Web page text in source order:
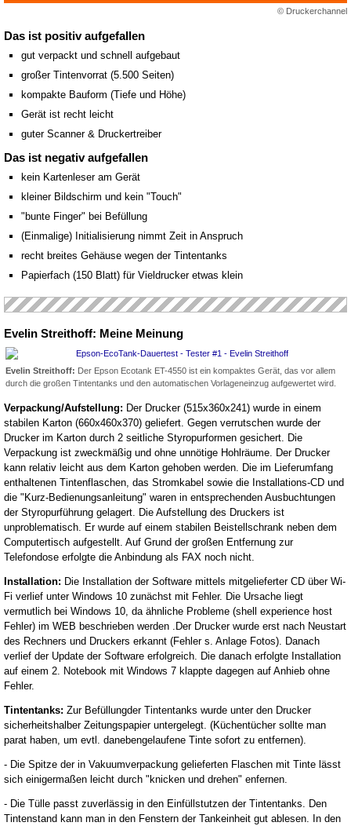
© Druckerchannel
Das ist positiv aufgefallen
gut verpackt und schnell aufgebaut
großer Tintenvorrat (5.500 Seiten)
kompakte Bauform (Tiefe und Höhe)
Gerät ist recht leicht
guter Scanner & Druckertreiber
Das ist negativ aufgefallen
kein Kartenleser am Gerät
kleiner Bildschirm und kein "Touch"
"bunte Finger" bei Befüllung
(Einmalige) Initialisierung nimmt Zeit in Anspruch
recht breites Gehäuse wegen der Tintentanks
Papierfach (150 Blatt) für Vieldrucker etwas klein
Evelin Streithoff: Meine Meinung
Evelin Streithoff: Der Epson Ecotank ET-4550 ist ein kompaktes Gerät, das vor allem
durch die großen Tintentanks und den automatischen Vorlageneinzug aufgewertet wird.
Verpackung/Aufstellung: Der Drucker (515x360x241) wurde in einem
stabilen Karton (660x460x370) geliefert. Gegen verrutschen wurde der
Drucker im Karton durch 2 seitliche Styropurformen gesichert. Die
Verpackung ist zweckmäßig und ohne unnötige Hohlräume. Der Drucker
kann relativ leicht aus dem Karton gehoben werden. Die im Lieferumfang
enthaltenen Tintenflaschen, das Stromkabel sowie die Installations-CD und
die "Kurz-Bedienungsanleitung" waren in entsprechenden Ausbuchtungen
der Styropurführung gelagert. Die Aufstellung des Druckers ist
unproblematisch. Er wurde auf einem stabilen Beistellschrank neben dem
Computertisch aufgestellt. Auf Grund der großen Entfernung zur
Telefondose erfolgte die Anbindung als FAX noch nicht.
Installation: Die Installation der Software mittels mitgelieferter CD über Wi-
Fi verlief unter Windows 10 zunächst mit Fehler. Die Ursache liegt
vermutlich bei Windows 10, da ähnliche Probleme (shell experience host
Fehler) im WEB beschrieben werden .Der Drucker wurde erst nach Neustart
des Rechners und Druckers erkannt (Fehler s. Anlage Fotos). Danach
verlief der Update der Software erfolgreich. Die danach erfolgte Installation
auf einem 2. Notebook mit Windows 7 klappte dagegen auf Anhieb ohne
Fehler.
Tintentanks: Zur Befüllungder Tintentanks wurde unter den Drucker
sicherheitshalber Zeitungspapier untergelegt. (Küchentücher sollte man
parat haben, um evtl. danebengelaufene Tinte sofort zu entfernen).
- Die Spitze der in Vakuumverpackung gelieferten Flaschen mit Tinte lässt
sich einigermaßen leicht durch "knicken und drehen" enfernen.
- Die Tülle passt zuverlässig in den Einfüllstutzen der Tintentanks. Den
Tintenstand kann man in den Fenstern der Tankeinheit gut ablesen. In den